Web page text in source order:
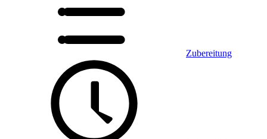
Zubereitung